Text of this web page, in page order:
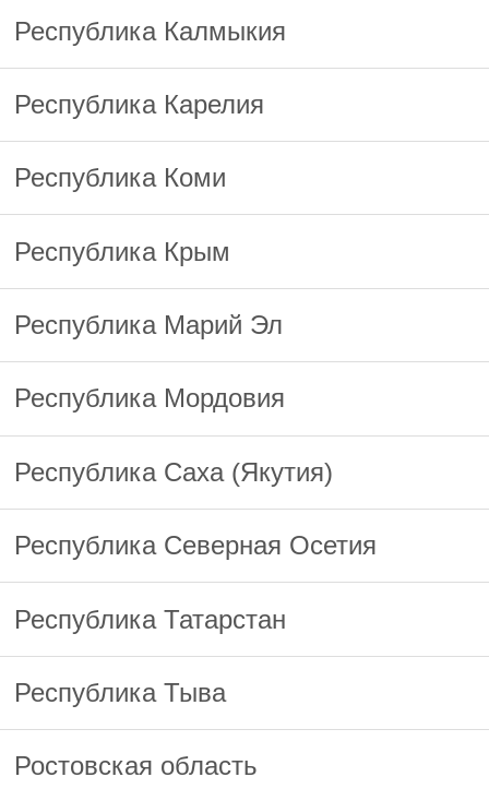
Республика Калмыкия
Республика Карелия
Республика Коми
Республика Крым
Республика Марий Эл
Республика Мордовия
Республика Саха (Якутия)
Республика Северная Осетия
Республика Татарстан
Республика Тыва
Ростовская область